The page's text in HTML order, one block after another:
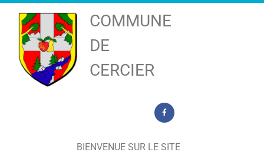
COMMUNE
DE
CERCIER
BIENVENUE SUR LE SITE